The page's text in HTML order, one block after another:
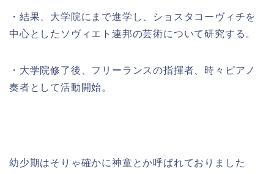
・結果、大学院にまで進学し、ショスタコーヴィチを
中心としたソヴィエト連邦の芸術について研究する。
・大学院修了後、フリーランスの指揮者、時々ピアノ
奏者として活動開始。
幼少期はそりゃ確かに神童とか呼ばれておりました